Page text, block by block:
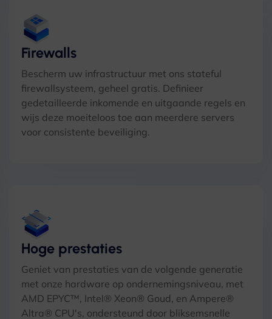
Firewalls
Bescherm uw infrastructuur met ons stateful
firewallsysteem, geheel gratis. Definieer
gedetailleerde inkomende en uitgaande regels en
wijs deze moeiteloos toe aan meerdere servers
voor consistente beveiliging.
Hoge prestaties
Geniet van prestaties van de volgende generatie
met onze hardware op ondernemingsniveau, met
AMD EPYC™, Intel® Xeon® Goud, en Ampere®
Altra® CPU's, ondersteund door bliksemsnelle